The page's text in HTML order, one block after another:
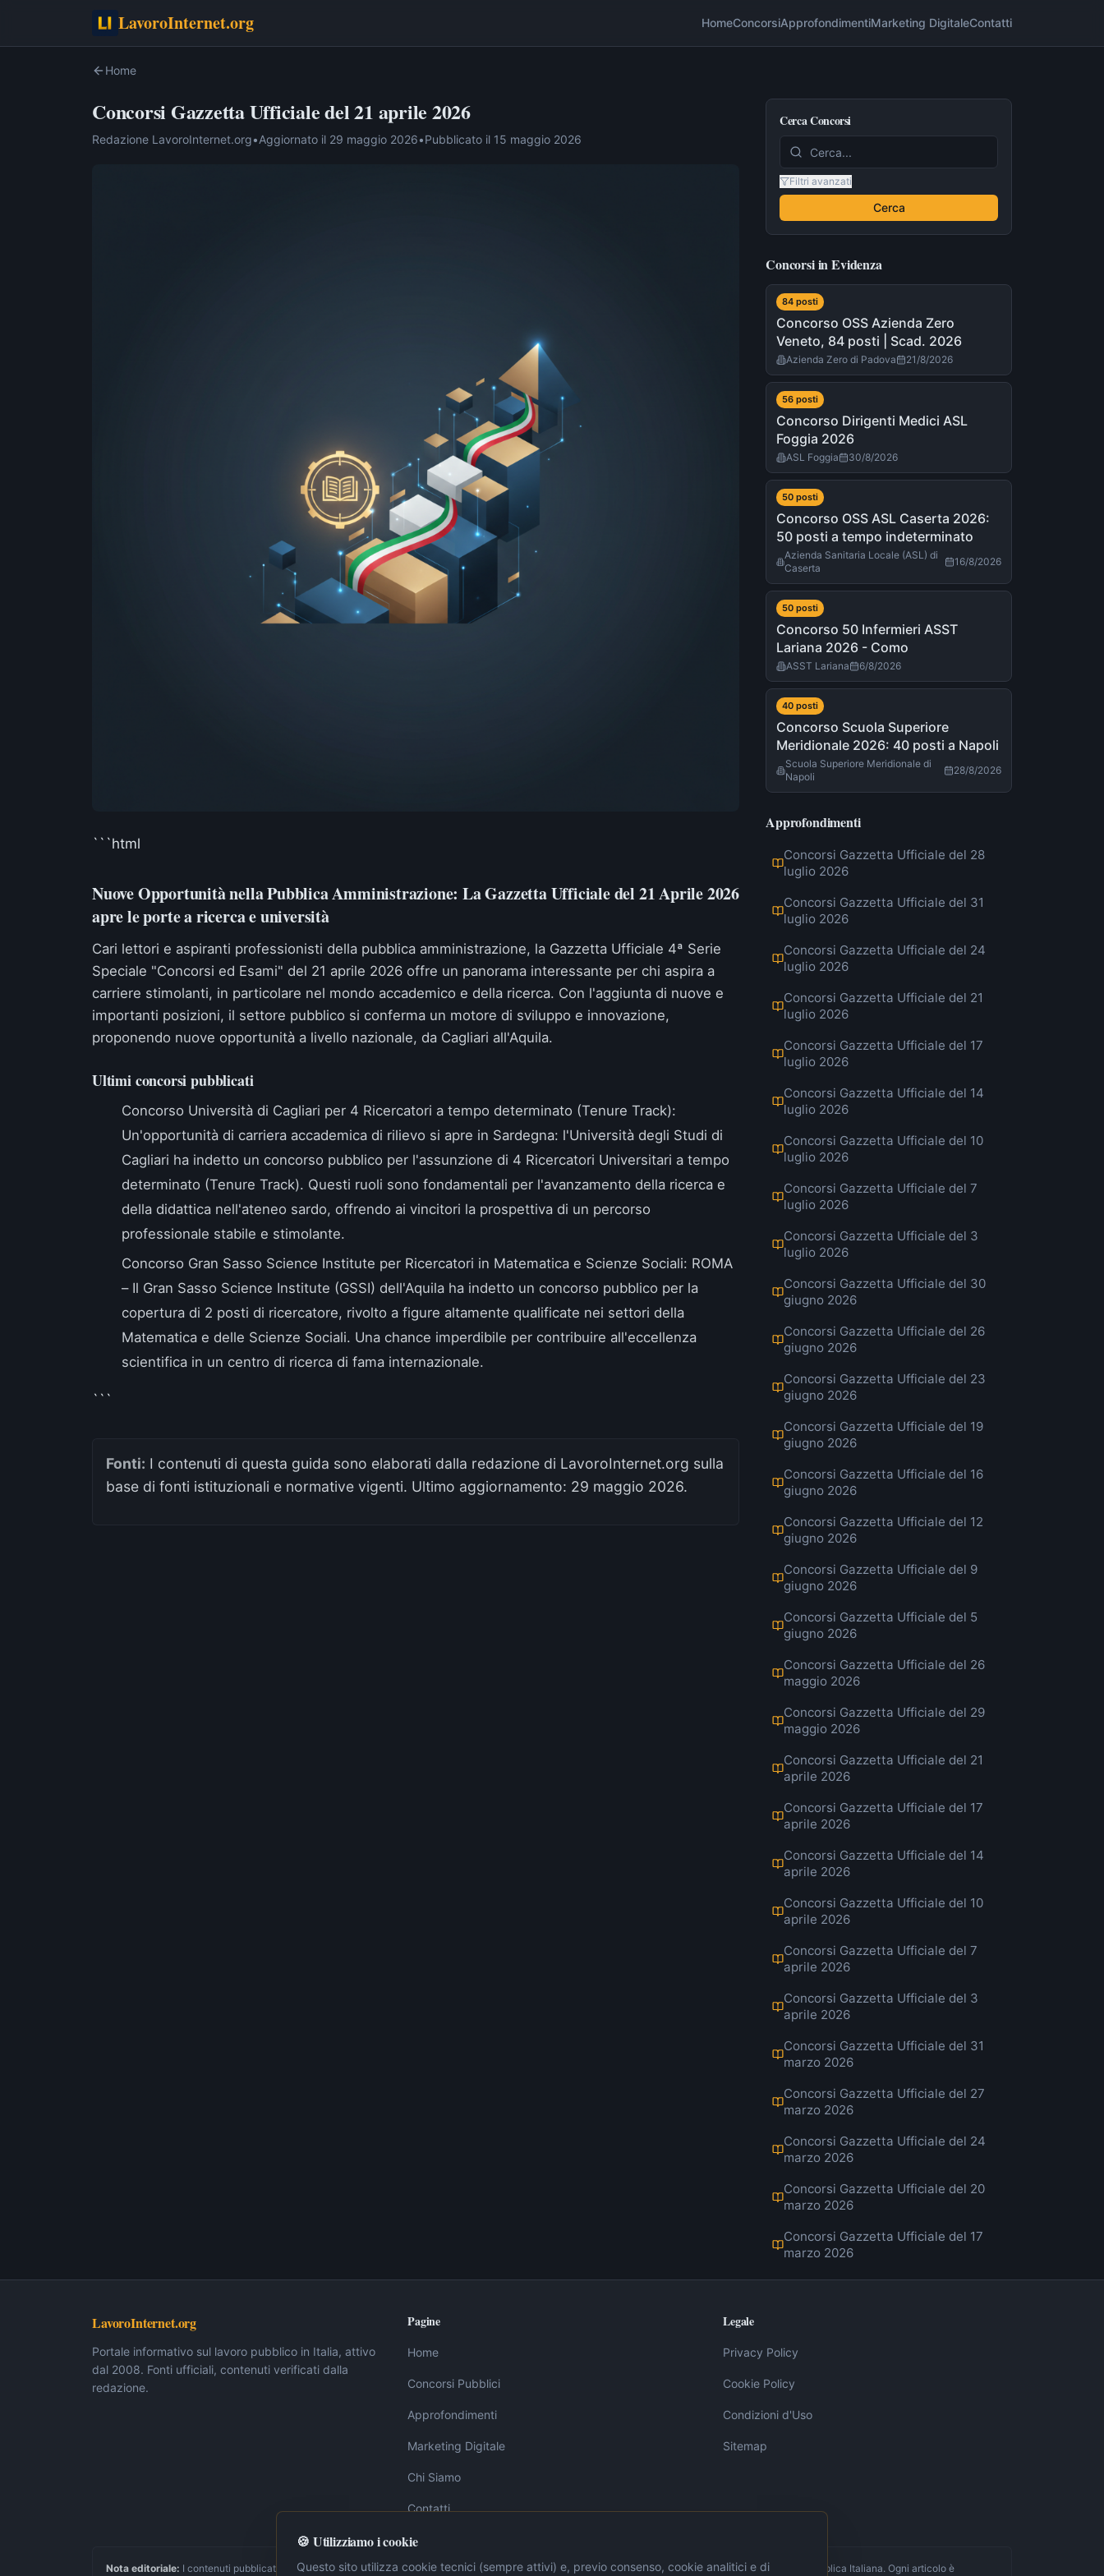
LavoroInternet.org HomeConcorsiApprofondimentiMarketing DigitaleContatti
Home
Concorsi Gazzetta Ufficiale del 21 aprile 2026
Redazione LavoroInternet.org•Aggiornato il 29 maggio 2026•Pubblicato il 15 maggio 2026
```html
Nuove Opportunità nella Pubblica Amministrazione: La Gazzetta Ufficiale del 21 Aprile 2026
apre le porte a ricerca e università
Cari lettori e aspiranti professionisti della pubblica amministrazione, la Gazzetta Ufficiale 4ª Serie
Speciale "Concorsi ed Esami" del 21 aprile 2026 offre un panorama interessante per chi aspira a
carriere stimolanti, in particolare nel mondo accademico e della ricerca. Con l'aggiunta di nuove e
importanti posizioni, il settore pubblico si conferma un motore di sviluppo e innovazione,
proponendo nuove opportunità a livello nazionale, da Cagliari all'Aquila.
Ultimi concorsi pubblicati
Concorso Università di Cagliari per 4 Ricercatori a tempo determinato (Tenure Track):
Un'opportunità di carriera accademica di rilievo si apre in Sardegna: l'Università degli Studi di
Cagliari ha indetto un concorso pubblico per l'assunzione di 4 Ricercatori Universitari a tempo
determinato (Tenure Track). Questi ruoli sono fondamentali per l'avanzamento della ricerca e
della didattica nell'ateneo sardo, offrendo ai vincitori la prospettiva di un percorso
professionale stabile e stimolante.
Concorso Gran Sasso Science Institute per Ricercatori in Matematica e Scienze Sociali: ROMA
– Il Gran Sasso Science Institute (GSSI) dell'Aquila ha indetto un concorso pubblico per la
copertura di 2 posti di ricercatore, rivolto a figure altamente qualificate nei settori della
Matematica e delle Scienze Sociali. Una chance imperdibile per contribuire all'eccellenza
scientifica in un centro di ricerca di fama internazionale.
```
Fonti: I contenuti di questa guida sono elaborati dalla redazione di LavoroInternet.org sulla
base di fonti istituzionali e normative vigenti. Ultimo aggiornamento: 29 maggio 2026.
Cerca Concorsi
Filtri avanzati
Cerca
Concorsi in Evidenza
84 posti
Concorso OSS Azienda Zero
Veneto, 84 posti | Scad. 2026
Azienda Zero di Padova 21/8/2026
56 posti
Concorso Dirigenti Medici ASL
Foggia 2026
ASL Foggia 30/8/2026
50 posti
Concorso OSS ASL Caserta 2026:
50 posti a tempo indeterminato
Azienda Sanitaria Locale (ASL) di
Caserta
16/8/2026
50 posti
Concorso 50 Infermieri ASST
Lariana 2026 - Como
ASST Lariana 6/8/2026
40 posti
Concorso Scuola Superiore
Meridionale 2026: 40 posti a Napoli
Scuola Superiore Meridionale di
Napoli
28/8/2026
Approfondimenti
Concorsi Gazzetta Ufficiale del 28
luglio 2026
Concorsi Gazzetta Ufficiale del 31
luglio 2026
Concorsi Gazzetta Ufficiale del 24
luglio 2026
Concorsi Gazzetta Ufficiale del 21
luglio 2026
Concorsi Gazzetta Ufficiale del 17
luglio 2026
Concorsi Gazzetta Ufficiale del 14
luglio 2026
Concorsi Gazzetta Ufficiale del 10
luglio 2026
Concorsi Gazzetta Ufficiale del 7
luglio 2026
Concorsi Gazzetta Ufficiale del 3
luglio 2026
Concorsi Gazzetta Ufficiale del 30
giugno 2026
Concorsi Gazzetta Ufficiale del 26
giugno 2026
Concorsi Gazzetta Ufficiale del 23
giugno 2026
Concorsi Gazzetta Ufficiale del 19
giugno 2026
Concorsi Gazzetta Ufficiale del 16
giugno 2026
Concorsi Gazzetta Ufficiale del 12
giugno 2026
Concorsi Gazzetta Ufficiale del 9
giugno 2026
Concorsi Gazzetta Ufficiale del 5
giugno 2026
Concorsi Gazzetta Ufficiale del 26
maggio 2026
Concorsi Gazzetta Ufficiale del 29
maggio 2026
Concorsi Gazzetta Ufficiale del 21
aprile 2026
Concorsi Gazzetta Ufficiale del 17
aprile 2026
Concorsi Gazzetta Ufficiale del 14
aprile 2026
Concorsi Gazzetta Ufficiale del 10
aprile 2026
Concorsi Gazzetta Ufficiale del 7
aprile 2026
Concorsi Gazzetta Ufficiale del 3
aprile 2026
Concorsi Gazzetta Ufficiale del 31
marzo 2026
Concorsi Gazzetta Ufficiale del 27
marzo 2026
Concorsi Gazzetta Ufficiale del 24
marzo 2026
Concorsi Gazzetta Ufficiale del 20
marzo 2026
Concorsi Gazzetta Ufficiale del 17
marzo 2026
LavoroInternet.org
Portale informativo sul lavoro pubblico in Italia, attivo
dal 2008. Fonti ufficiali, contenuti verificati dalla
redazione.
Pagine
Home
Concorsi Pubblici
Approfondimenti
Marketing Digitale
Chi Siamo
Contatti
Legale
Privacy Policy
Cookie Policy
Condizioni d'Uso
Sitemap
Nota editoriale: I contenuti pubblicati su LavoroInternet.org sono elaborati dalla redazione sulla base di fonti ufficiali, tra cui la Gazzetta Ufficiale della Repubblica Italiana. Ogni articolo è
🍪 Utilizziamo i cookie
Questo sito utilizza cookie tecnici (sempre attivi) e, previo consenso, cookie analitici e di